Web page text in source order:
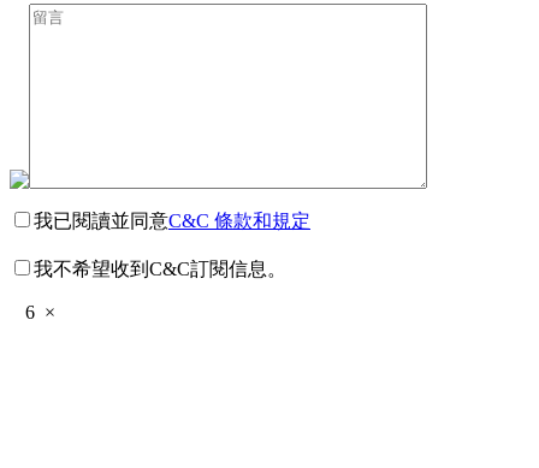
我已閱讀並同意C&C 條款和規定
我不希望收到C&C訂閱信息。
6 ×